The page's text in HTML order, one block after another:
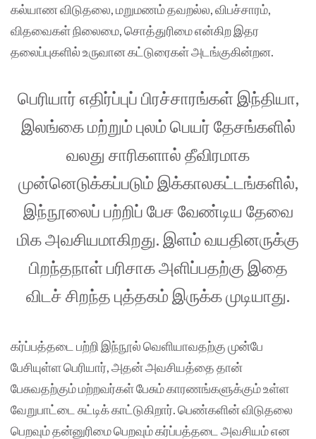
கல்யாண விடுதலை, மறுமணம் தவறல்ல, விபச்சாரம்,
விதவைகள் நிலைமை, சொத்துரிமை என்கிற இதர
தலைப்புகளில் உருவான கட்டுரைகள் அடங்குகின்றன.
பெரியார் எதிர்ப்புப் பிரச்சாரங்கள் இந்தியா,
இலங்கை மற்றும் புலம் பெயர் தேசங்களில்
வலது சாரிகளால் தீவிரமாக
முன்னெடுக்கப்படும் இக்காலகட்டங்களில்,
இந்நூலைப் பற்றிப் பேச வேண்டிய தேவை
மிக அவசியமாகிறது. இளம் வயதினருக்கு
பிறந்தநாள் பரிசாக அளிப்பதற்கு இதை
விடச் சிறந்த புத்தகம் இருக்க முடியாது.
கர்ப்பத்தடை பற்றி இந்நூல் வெளியாவதற்கு முன்பே
பேசியுள்ள பெரியார், அதன் அவசியத்தை தான்
பேசுவதற்கும் மற்றவர்கள் பேசும் காரணங்களுக்கும் உள்ள
வேறுபாட்டை சுட்டிக் காட்டுகிறார். பெண்களின் விடுதலை
பெறவும் தன்னுரிமை பெறவும் கர்ப்பத்தடை அவசியம் என